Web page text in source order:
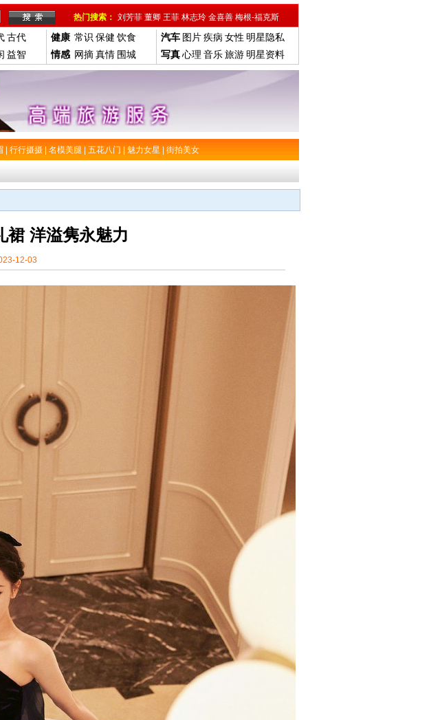
热门搜索： 刘芳菲 董卿 王菲 林志玲 金喜善 梅根-福克斯
古代
益智
健康 常识 保健 饮食
情感 网摘真情 围城
汽车 图片疾病 女性 明星隐私
写真心理 音乐旅游 明星资料
行行摄摄 名模美腿 五花八门 魅力女星 街拍美女
裙 洋溢隽永魅力
12-03